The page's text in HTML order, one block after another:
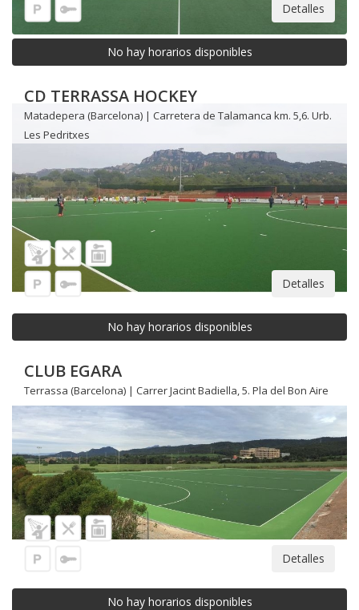
Detalles
No hay horarios disponibles
CD TERRASSA HOCKEY
Matadepera (Barcelona) | Carretera de Talamanca km. 5,6. Urb.
Les Pedritxes
Detalles
No hay horarios disponibles
CLUB EGARA
Terrassa (Barcelona) | Carrer Jacint Badiella, 5. Pla del Bon Aire
Detalles
No hay horarios disponibles